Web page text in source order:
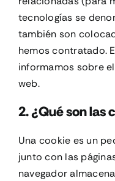
tecnologías se
también son
hemos contratado.
informamos sobre
web.
2. ¿Qué son las
Una cookie es un
junto con las
navegador